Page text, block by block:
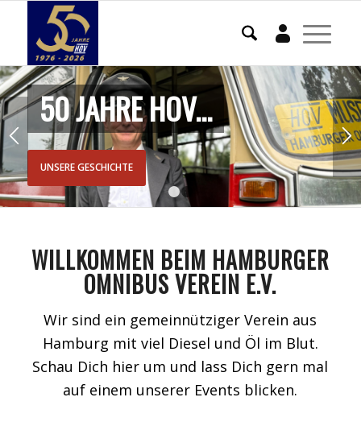
Mein Konto
50 JAHRE HOV...
UNSERE GESCHICHTE
1 2
WILLKOMMEN BEIM HAMBURGER
OMNIBUS VEREIN E.V.
Wir sind ein gemeinnütziger Verein aus
Hamburg mit viel Diesel und Öl im Blut.
Schau Dich hier um und lass Dich gern mal
auf einem unserer Events blicken.